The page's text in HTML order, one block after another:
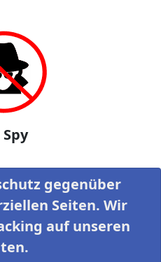
gegenüber
Seiten. Wir
auf unseren